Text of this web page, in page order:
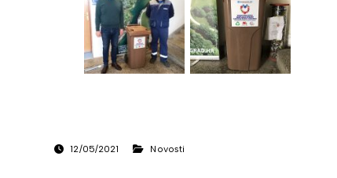
12/05/2021 Novosti